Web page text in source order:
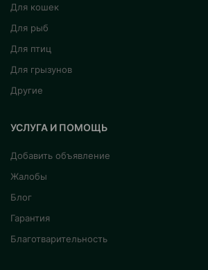
Для кошек
Для рыб
Для птиц
Для грызунов
Другие
УСЛУГА И ПОМОЩЬ
Добавить объявление
Жалобы
Блог
Гарантия
Благотварительность